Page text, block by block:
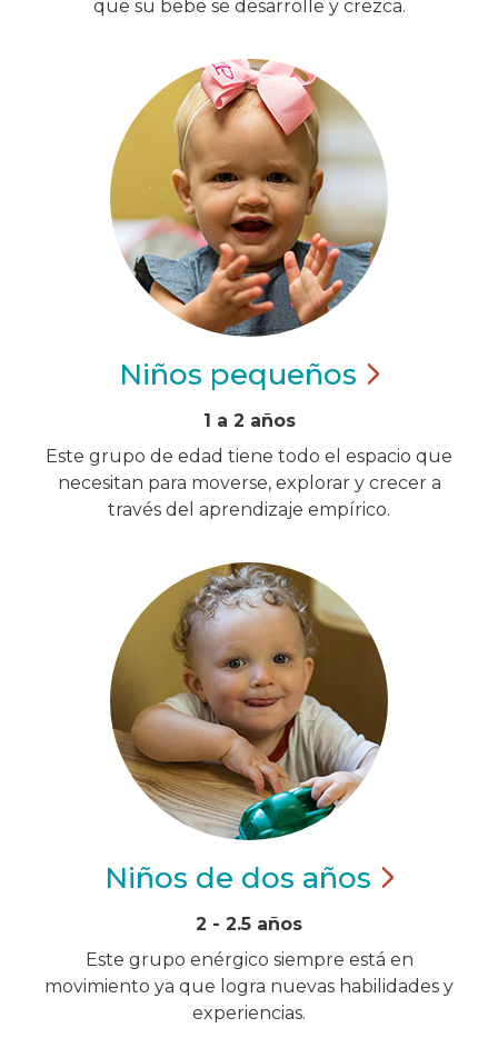
que su bebe se desarrolle y crezca.
Niños pequeños
1 a 2 años
Este grupo de edad tiene todo el espacio que
necesitan para moverse, explorar y crecer a
través del aprendizaje empírico.
Niños de dos años
2 - 2.5 años
Este grupo enérgico siempre está en
movimiento ya que logra nuevas habilidades y
experiencias.